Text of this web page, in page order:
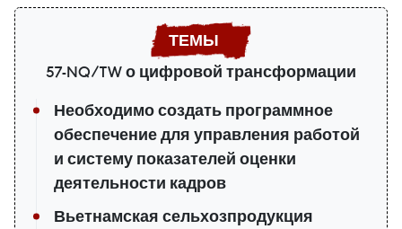
57-NQ/TW о цифровой трансформации
Необходимо создать программное
обеспечение для управления работой
и систему показателей оценки
деятельности кадров
Вьетнамская сельхозпродукция